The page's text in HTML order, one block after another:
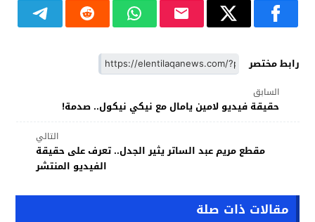
رابط مختصر
السابق
حقيقة فيديو لامين يامال مع نيكي نيكول.. صدمة!
التالي
مقطع مريم عبد الساتر يثير الجدل.. تعرف على حقيقة
الفيديو المنتشر
مقالات ذات صلة